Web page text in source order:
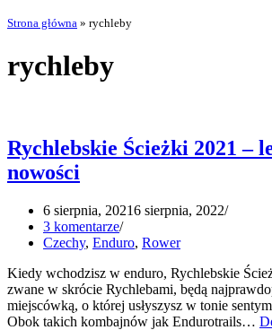
Strona główna » rychleby
rychleby
Rychlebskie Ścieżki 2021 –
nowości
6 sierpnia, 20216 sierpnia, 2022
3 komentarze
Czechy, Enduro, Rower
Kiedy wchodzisz w enduro, Rychlebskie
zwane w skrócie Rychlebami, będą
miejscówką, o której usłyszysz w tonie
Obok takich kombajnów jak Endurotrails…